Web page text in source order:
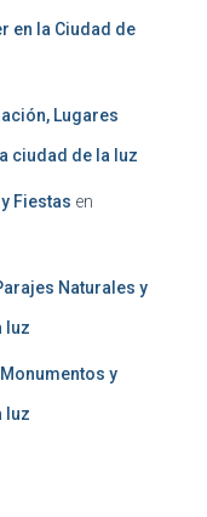
en la Ciudad de
Lugares
ciudad de la luz
Fiestas en
Naturales y
luz
y
luz